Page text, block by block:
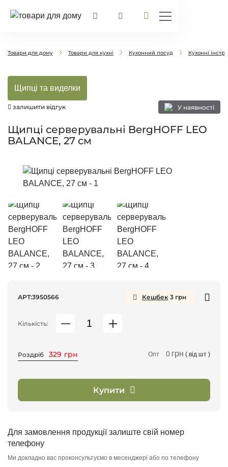
Товари для дому Товари для кухні Кухонний посуд Кухонні
Щипці та виделки
Щипці серверувальні BergHOFF LEO
BALANCE, 27 см
залишити відгук У наявності
АРТ:3950566 Кешбек 3 грн
Кількість:
Роздріб 329 грн Опт 0 грн ( від шт )
Купити
Для замовлення продукції залиште свій номер
телефону
Ми докладно вас проконсультуємо в месенджері або по телефону